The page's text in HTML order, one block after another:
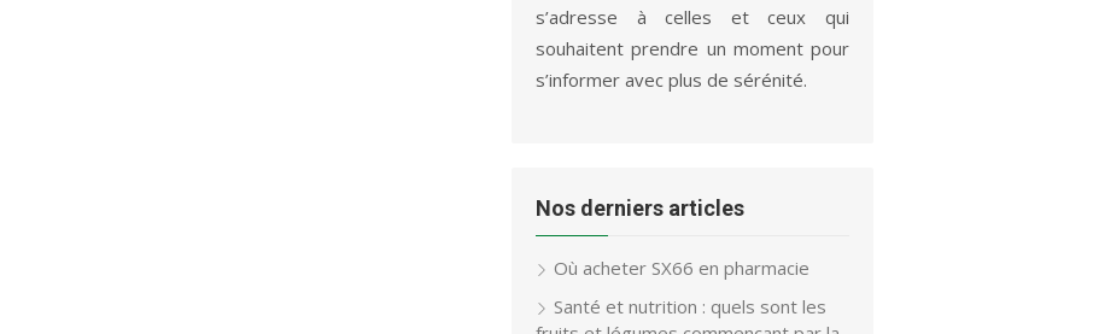
s’adresse à celles et ceux qui
souhaitent prendre un moment pour
s’informer avec plus de sérénité.
Nos derniers articles
Où acheter SX66 en pharmacie
Santé et nutrition : quels sont les